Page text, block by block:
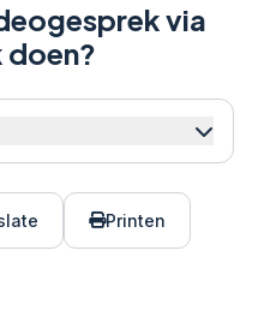
via
doen?
Printen